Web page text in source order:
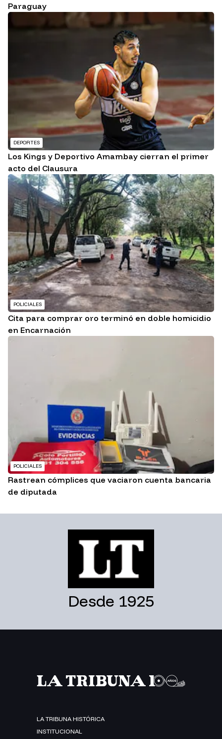
Paraguay
DEPORTES
Los Kings y Deportivo Amambay cierran el primer
acto del Clausura
POLICIALES
Cita para comprar oro terminó en doble homicidio
en Encarnación
POLICIALES
Rastrean cómplices que vaciaron cuenta bancaria
de diputada
Desde 1925
LA TRIBUNA HISTÓRICA
INSTITUCIONAL